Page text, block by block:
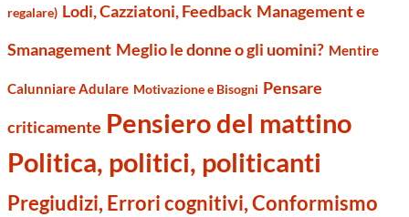
regalare) Lodi, Cazziatoni, Feedback Management e
Smanagement Meglio le donne o gli uomini? Mentire
Calunniare Adulare Motivazione e Bisogni Pensare
criticamente Pensiero del mattino
Politica, politici, politicanti
Pregiudizi, Errori cognitivi, Conformismo